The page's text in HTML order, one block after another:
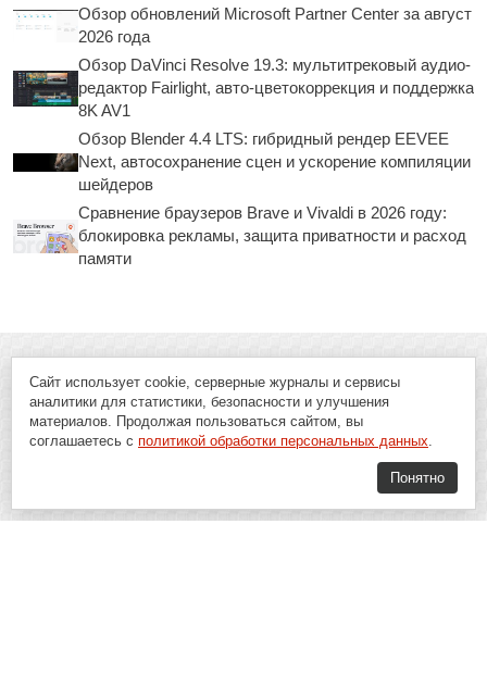
Обзор обновлений Microsoft Partner Center за август
2026 года
Обзор DaVinci Resolve 19.3: мультитрековый аудио-
редактор Fairlight, авто-цветокоррекция и поддержка
8K AV1
Обзор Blender 4.4 LTS: гибридный рендер EEVEE
Next, автосохранение сцен и ускорение компиляции
шейдеров
Сравнение браузеров Brave и Vivaldi в 2026 году:
блокировка рекламы, защита приватности и расход
памяти
Сайт использует cookie, серверные журналы и сервисы
аналитики для статистики, безопасности и улучшения
материалов. Продолжая пользоваться сайтом, вы
соглашаетесь с политикой обработки персональных данных.
Понятно